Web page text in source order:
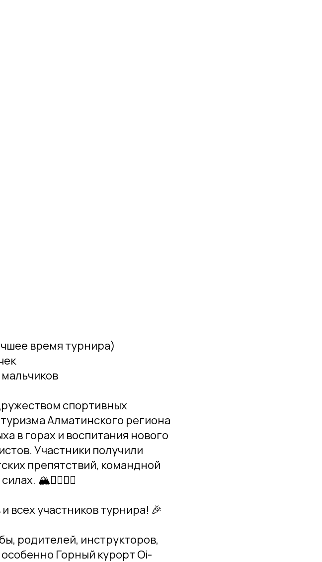
время турнира)
спортивных
Алматинского региона
в горах и воспитания нового
Участники получили
препятствий, командной
🏔️🧗‍♀️🧗‍♂️
всех участников турнира! 🎉
родителей, инструкторов,
Горный курорт Oi-